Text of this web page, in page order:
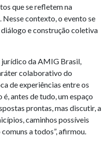
que se refletem na
contexto, o evento se
e construção coletiva
da AMIG Brasil,
colaborativo do
de experiências entre os
antes de tudo, um espaço
prontas, mas discutir, a
caminhos possíveis
a todos”, afirmou.